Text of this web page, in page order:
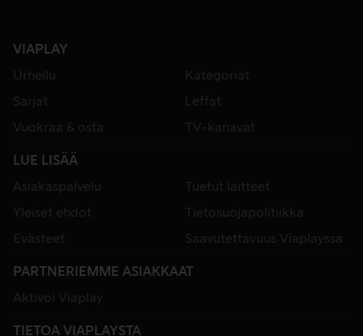
VIAPLAY
Urheilu
Kategoriat
Sarjat
Leffat
Vuokraa & osta
TV-kanavat
LUE LISÄÄ
Asiakaspalvelu
Tuetut laitteet
Yleiset ehdot
Tietosuojapolitiikka
Evästeet
Saavutettavuus Viaplayssa
PARTNERIEMME ASIAKKAAT
Aktivoi Viaplay
TIETOA VIAPLAYSTA